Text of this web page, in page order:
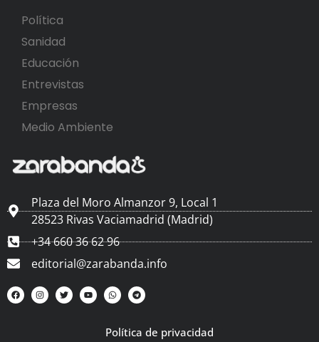
Política
Sanidad
Educación
Entrevistas
Empresas
Medio Ambiente
Plaza del Moro Almanzor 9, Local 1
28523 Rivas Vaciamadrid (Madrid)
+34 660 36 62 96
editorial@zarabanda.info
Política de privacidad